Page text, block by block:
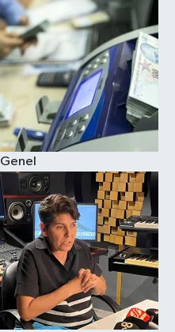
Genel
Spor
Teknoloji
Yaşam